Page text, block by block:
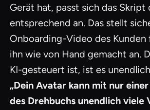
Gerät hat, passt sich das Skript
entsprechend an. Das stellt
Onboarding-Video des Kunden
ihn wie von Hand gemacht an.
KI-gesteuert ist, ist es
„Dein Avatar kann mit nur
des Drehbuchs unendlich viele